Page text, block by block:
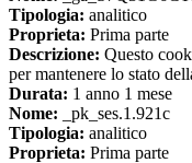
Tipologia: analitico
Proprieta: Prima parte
Descrizione: Questo
per mantenere lo stato
Durata: 1 anno 1 mese
Nome: _pk_ses.1.921c
Tipologia: analitico
Proprieta: Prima parte